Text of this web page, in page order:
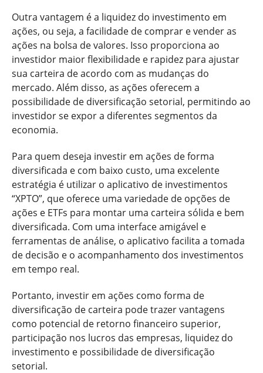
Outra vantagem é a liquidez do investimento em
ações, ou seja, a facilidade de comprar e vender as
ações na bolsa de valores. Isso proporciona ao
investidor maior flexibilidade e rapidez para ajustar
sua carteira de acordo com as mudanças do
mercado. Além disso, as ações oferecem a
possibilidade de diversificação setorial, permitindo ao
investidor se expor a diferentes segmentos da
economia.
Para quem deseja investir em ações de forma
diversificada e com baixo custo, uma excelente
estratégia é utilizar o aplicativo de investimentos
“XPTO”, que oferece uma variedade de opções de
ações e ETFs para montar uma carteira sólida e bem
diversificada. Com uma interface amigável e
ferramentas de análise, o aplicativo facilita a tomada
de decisão e o acompanhamento dos investimentos
em tempo real.
Portanto, investir em ações como forma de
diversificação de carteira pode trazer vantagens
como potencial de retorno financeiro superior,
participação nos lucros das empresas, liquidez do
investimento e possibilidade de diversificação
setorial.